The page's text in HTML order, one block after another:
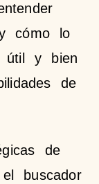
cómo lo
útil y bien
de
de
buscador